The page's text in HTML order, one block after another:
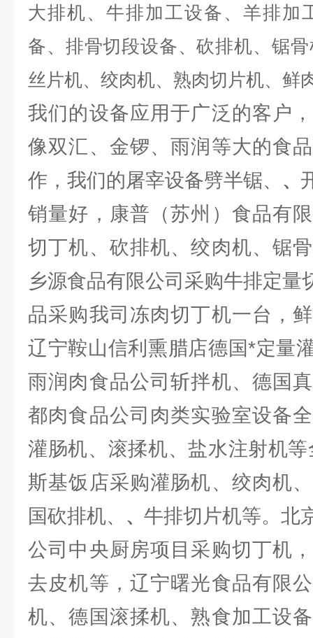
大排机、牛排加工设备、羊排加
备、排骨切段设备、砍排机、锯
丝片机、绞肉机、熟肉切片机、鲜
我们的设备应用于广泛的客户
像双汇、金锣、雨润等大的食
作，我们的屠宰设备劈半锯、 、
销量好，康普（苏州）食品有
切丁机、砍排机、绞肉机、锯
乡源食品有限公司采购牛排定量
品采购我司冻肉切丁机一台，
辽宁鞍山信利熏腊店德国*定量
雨润肉食品公司斩拌机、德国
都肉食品公司肉类实验室设备
灌肠机、滚揉机、盐水注射机
斯基饭店采购灌肠机、绞肉机
国砍排机、 、 牛排切片机等。北
公司中央厨房项目采购切丁机
去皮机等，辽宁曙光食品有限
机、德国滚揉机、熟食加工设